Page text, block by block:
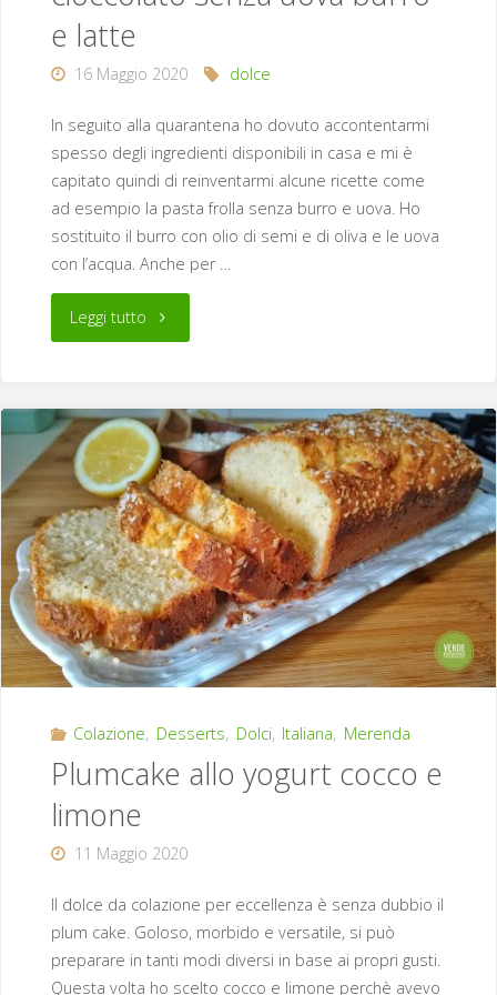
e latte
16 Maggio 2020 dolce
In seguito alla quarantena ho dovuto accontentarmi
spesso degli ingredienti disponibili in casa e mi è
capitato quindi di reinventarmi alcune ricette come
ad esempio la pasta frolla senza burro e uova. Ho
sostituito il burro con olio di semi e di oliva e le uova
con l’acqua. Anche per …
Leggi tutto"Biscotti
crema
al
cioccolato
senza
uova
burro
latte"
Colazione, Desserts, Dolci, Italiana, Merenda
Plumcake allo yogurt cocco e
limone
11 Maggio 2020
Il dolce da colazione per eccellenza è senza dubbio il
plum cake. Goloso, morbido e versatile, si può
preparare in tanti modi diversi in base ai propri gusti.
Questa volta ho scelto cocco e limone perchè avevo